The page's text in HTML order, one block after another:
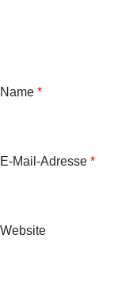
Name *
E-Mail-Adresse *
Website